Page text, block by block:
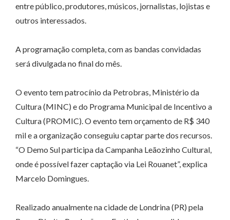
entre público, produtores, músicos, jornalistas, lojistas e
outros interessados.
A programação completa, com as bandas convidadas
será divulgada no final do mês.
O evento tem patrocínio da Petrobras, Ministério da
Cultura (MINC) e do Programa Municipal de Incentivo a
Cultura (PROMIC). O evento tem orçamento de R$ 340
mil e a organização conseguiu captar parte dos recursos.
“O Demo Sul participa da Campanha Leãozinho Cultural,
onde é possível fazer captação via Lei Rouanet”, explica
Marcelo Domingues.
Realizado anualmente na cidade de Londrina (PR) pela